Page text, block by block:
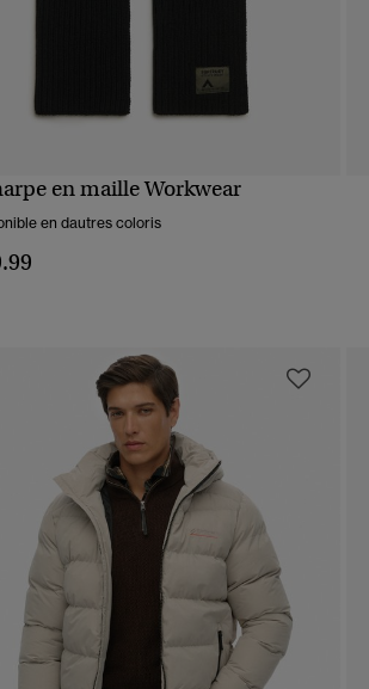
en maille Workwear
en dautres coloris